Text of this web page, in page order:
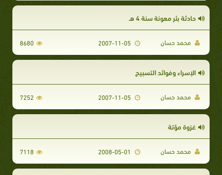
حادثة بئر معونة سنة 4 هـ
محمد حسان 8680
الإسراء وفوائد التسبيح
محمد حسان 7252
غزوة مؤتة
محمد حسان 7118